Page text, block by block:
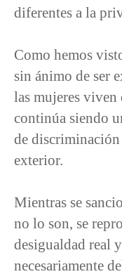
diferentes a la
Como hemos
sin ánimo de ser
las mujeres viven
continúa siendo
de discriminación
exterior.
Mientras se
no lo son, se
desigualdad real
necesariamente